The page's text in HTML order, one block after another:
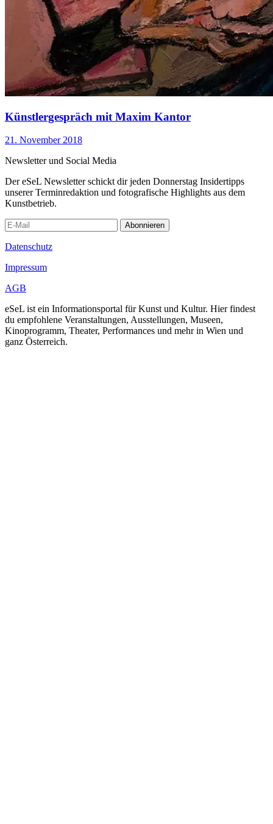
Künstlergespräch mit Maxim Kantor
21. November 2018
Newsletter und Social Media
Der eSeL Newsletter schickt dir jeden Donnerstag Insidertipps
unserer Terminredaktion und fotografische Highlights aus dem
Kunstbetrieb.
Abonnieren
Datenschutz
Impressum
AGB
eSeL ist ein Informationsportal für Kunst und Kultur. Hier findest
du empfohlene Veranstaltungen, Ausstellungen, Museen,
Kinoprogramm, Theater, Performances und mehr in Wien und
ganz Österreich.